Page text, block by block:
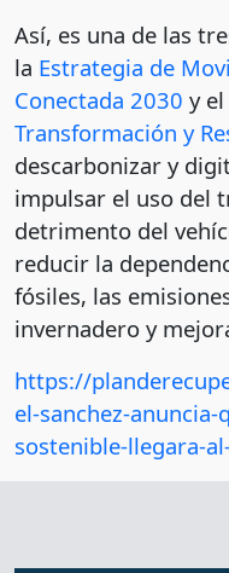
Así, es una de las
la Estrategia de
Conectada 2030 y el
Transformación y
descarbonizar y
impulsar el uso del
detrimento del
reducir la
fósiles, las
invernadero y
https://
el-sanchez-
sostenible-llegara-